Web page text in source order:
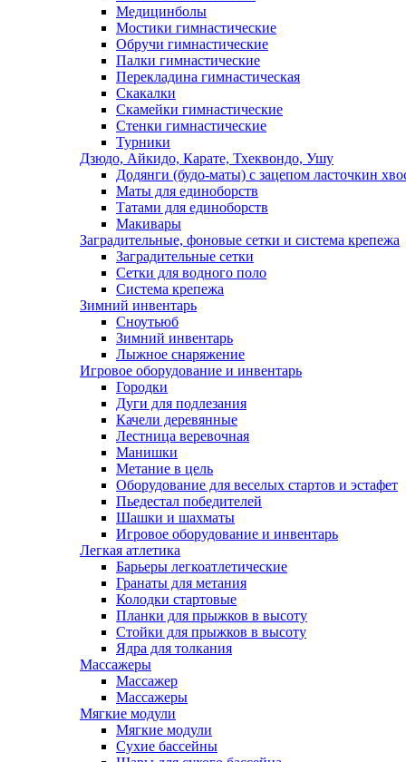
Медицинболы
Мостики гимнастические
Обручи гимнастические
Палки гимнастические
Перекладина гимнастическая
Скакалки
Скамейки гимнастические
Стенки гимнастические
Турники
Дзюдо, Айкидо, Карате, Тхеквондо, Ушу
Додянги (будо-маты) с зацепом ласточкин
Маты для единоборств
Татами для единоборств
Макивары
Заградительные, фоновые сетки и система крепежа
Заградительные сетки
Сетки для водного поло
Система крепежа
Зимний инвентарь
Сноутьюб
Зимний инвентарь
Лыжное снаряжение
Игровое оборудование и инвентарь
Городки
Дуги для подлезания
Качели деревянные
Лестница веревочная
Манишки
Метание в цель
Оборудование для веселых стартов и эстафет
Пьедестал победителей
Шашки и шахматы
Игровое оборудование и инвентарь
Легкая атлетика
Барьеры легкоатлетические
Гранаты для метания
Колодки стартовые
Планки для прыжков в высоту
Стойки для прыжков в высоту
Ядра для толкания
Массажеры
Массажер
Массажеры
Мягкие модули
Мягкие модули
Сухие бассейны